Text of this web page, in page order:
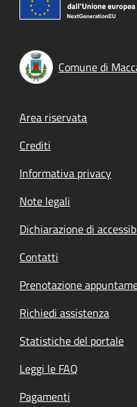
Comune di
Footer menu
Area riservata
Crediti
Informativa privacy
Note legali
Dichiarazione di
Contatti
Prenotazione
Richiedi assistenza
Statistiche del portale
Leggi le FAQ
Pagamenti